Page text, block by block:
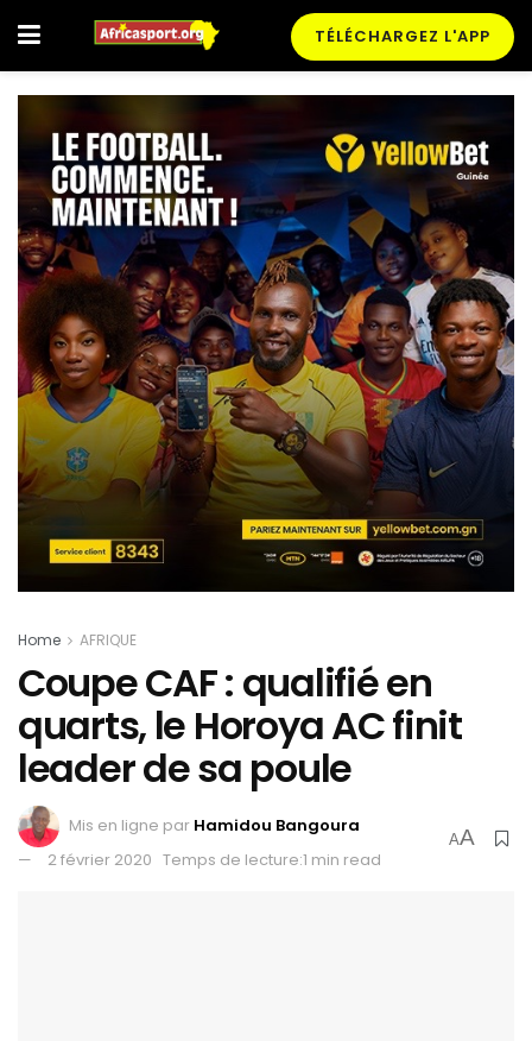
TÉLÉCHARGEZ L'APP
Home AFRIQUE
Coupe CAF : qualifié en
quarts, le Horoya AC finit
leader de sa poule
Mis en ligne par Hamidou Bangoura
2 février 2020 Temps de lecture:1 min read
AA